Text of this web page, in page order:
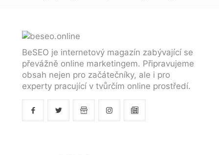
BeSEO je internetový magazín zabývající se
převážně online marketingem. Připravujeme
obsah nejen pro začátečníky, ale i pro
experty pracující v tvůrčím online prostředí.